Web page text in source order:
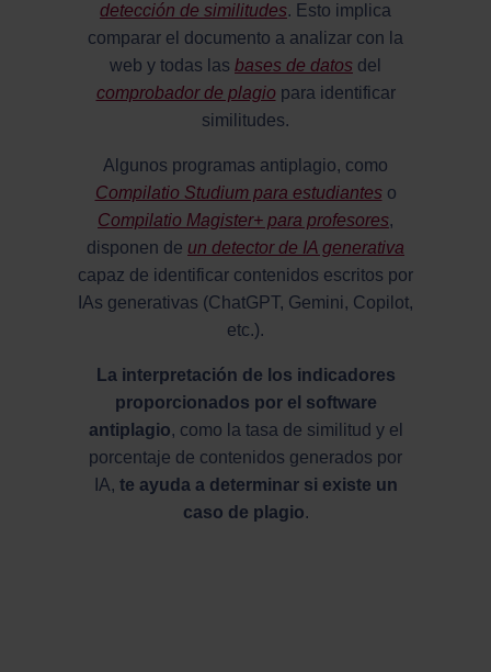
detección de similitudes. Esto implica
comparar el documento a analizar con la
web y todas las bases de datos del
comprobador de plagio para identificar
similitudes.
Algunos programas antiplagio, como
Compilatio Studium para estudianteso
Compilatio Magister+ para profesores,
disponen de un detector de IA generativa
capaz de identificar contenidos escritos por
IAs generativas (ChatGPT, Gemini, Copilot,
etc.).
La interpretación de los indicadores
proporcionados por el software
antiplagio, como la tasa de similitud y el
porcentaje de contenidos generados por
IA, te ayuda a determinar si existe un
caso de plagio.